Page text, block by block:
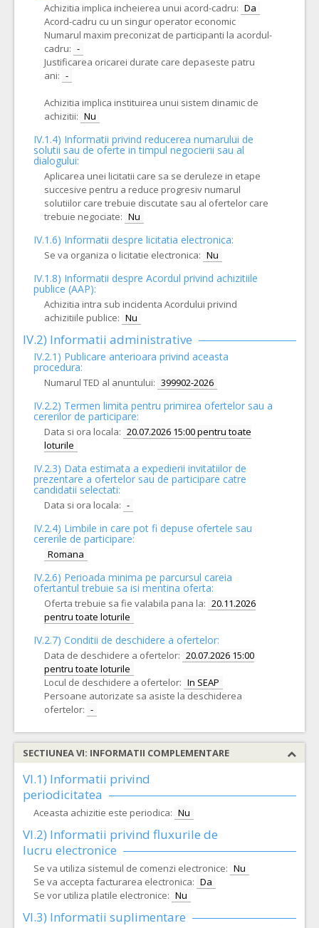
Achizitia implica incheierea unui acord-cadru: Da
Acord-cadru cu un singur operator economic
Numarul maxim preconizat de participanti la acordul-
cadru: -
Justificarea oricarei durate care depaseste patru
ani: -
Achizitia implica instituirea unui sistem dinamic de
achizitii: Nu
IV.1.4) Informatii privind reducerea numarului de
solutii sau de oferte in timpul negocierii sau al
dialogului:
Aplicarea unei licitatii care sa se deruleze in etape
succesive pentru a reduce progresiv numarul
solutiilor care trebuie discutate sau al ofertelor care
trebuie negociate: Nu
IV.1.6) Informatii despre licitatia electronica:
Se va organiza o licitatie electronica: Nu
IV.1.8) Informatii despre Acordul privind achizitiile
publice (AAP):
Achizitia intra sub incidenta Acordului privind
achizitiile publice: Nu
IV.2) Informatii administrative
IV.2.1) Publicare anterioara privind aceasta
procedura:
Numarul TED al anuntului: 399902-2026
IV.2.2) Termen limita pentru primirea ofertelor sau a
cererilor de participare:
Data si ora locala: 20.07.2026 15:00 pentru toate
loturile
IV.2.3) Data estimata a expedierii invitatiilor de
prezentare a ofertelor sau de participare catre
candidatii selectati:
Data si ora locala: -
IV.2.4) Limbile in care pot fi depuse ofertele sau
cererile de participare:
Romana
IV.2.6) Perioada minima pe parcursul careia
ofertantul trebuie sa isi mentina oferta:
Oferta trebuie sa fie valabila pana la: 20.11.2026
pentru toate loturile
IV.2.7) Conditii de deschidere a ofertelor:
Data de deschidere a ofertelor: 20.07.2026 15:00
pentru toate loturile
Locul de deschidere a ofertelor: In SEAP
Persoane autorizate sa asiste la deschiderea
ofertelor: -
SECTIUNEA VI: INFORMATII COMPLEMENTARE
VI.1) Informatii privind
periodicitatea
Aceasta achizitie este periodica: Nu
VI.2) Informatii privind fluxurile de
lucru electronice
Se va utiliza sistemul de comenzi electronice: Nu
Se va accepta facturarea electronica: Da
Se vor utiliza platile electronice: Nu
VI.3) Informatii suplimentare